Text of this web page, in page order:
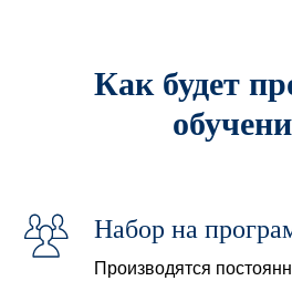
Как будет
Набор на
Производятся